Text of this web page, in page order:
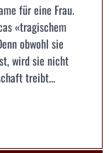
für eine Frau.
«tragischem
obwohl sie
wird sie nicht
treibt...